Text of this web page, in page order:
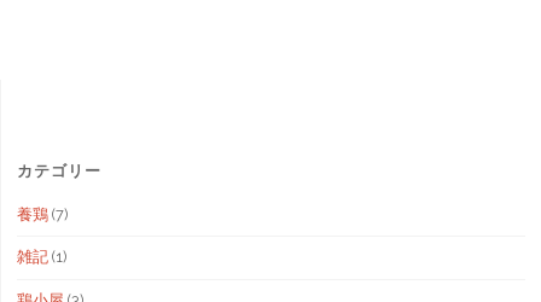
カテゴリー
養鶏(7)
雑記(1)